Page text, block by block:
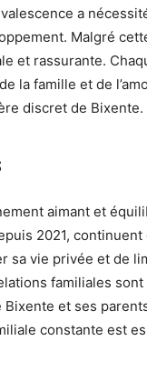
a
Malgré
et rassurante.
la famille et de
discret de Bixente.
aimant et
2021,
sa vie privée et de
familiales
et ses
constante est